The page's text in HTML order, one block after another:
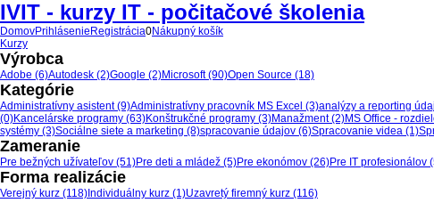
IVIT - kurzy IT - počitačové školenia
DomovPrihlásenie Registrácia0Nákupný košík
Kurzy
Výrobca
Adobe (6)Autodesk (2)Google (2)Microsoft (90)Open Source (18)
Kategórie
Administratívny asistent (9)Administratívny pracovník MS Excel (3)analýzy a reporting
(0)Kancelárske programy (63)Konštrukčné programy (3)Manažment (2)MS Office -
systémy (3)Sociálne siete a marketing (8)spracovanie údajov (6)Spracovanie videa (1)
Zameranie
Pre bežných užívateľov (51)Pre deti a mládež (5)Pre ekonómov (26)Pre IT profesionálov
Forma realizácie
Verejný kurz (118) Individuálny kurz (1)Uzavretý firemný kurz (116)